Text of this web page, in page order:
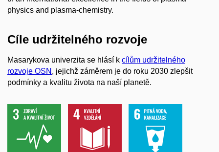
physics and plasma-chemistry.
Cíle udržitelného rozvoje
Masarykova univerzita se hlásí k cílům udržitelného
rozvoje OSN , jejichž záměrem je do roku 2030 zlepšit
podmínky a kvalitu života na naší planetě.